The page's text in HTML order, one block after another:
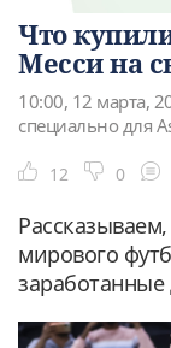
Что
Месси на
10:00, 12 марта,
специально для
12 0
мирового
заработанные